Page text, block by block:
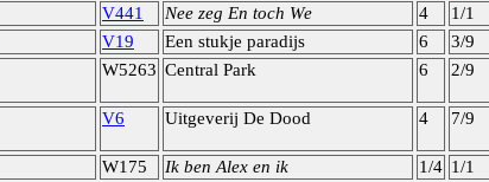
V441 Nee zeg En toch We 4 1/1
V19 Een stukje paradijs 6 3/9
W5263 Central Park 6 2/9
V6 Uitgeverij De Dood 4 7/9
W175 Ik ben Alex en ik 1/4 1/1